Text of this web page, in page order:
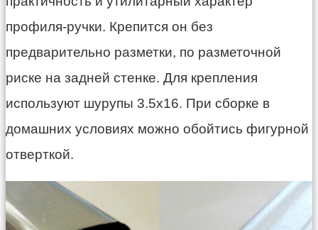
профиля-ручки. Крепится он без
предварительно разметки, по разметочной
риске на задней стенке. Для крепления
используют шурупы 3.5х16. При сборке в
домашних условиях можно обойтись фигурной
отверткой.